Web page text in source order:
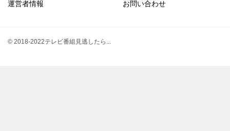
運営者情報 お問い合わせ
© 2018-2022テレビ番組見逃したら...